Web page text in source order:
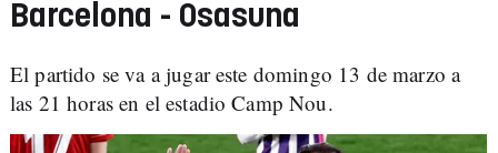
Barcelona - Osasuna
El partido se va a jugar este domingo 13 de marzo a
las 21 horas en el estadio Camp Nou.